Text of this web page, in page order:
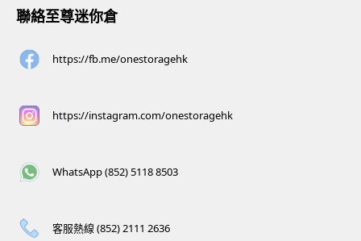
聯絡至尊迷你倉
https://fb.me/onestoragehk
https://instagram.com/onestoragehk
WhatsApp (852) 5118 8503
客服熱線 (852) 2111 2636